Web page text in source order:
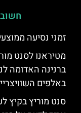
זמני נסיעה
מטיראנו לסנט
ברנינה האדומה
באלפים
סנט מוריץ בקיץ